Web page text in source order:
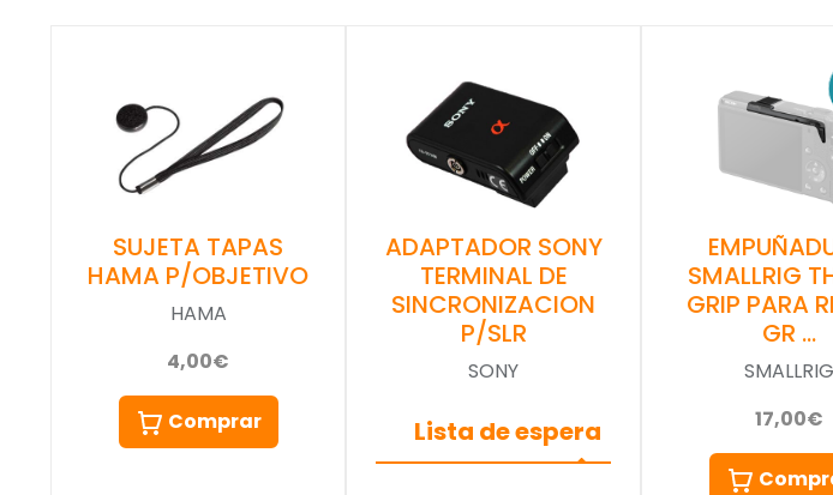
SUJETA TAPAS
HAMA P/OBJETIVO
HAMA
4,00€
Comprar
ADAPTADOR SONY
TERMINAL DE
SINCRONIZACION
P/SLR
SONY
Lista de espera
SMALLRIG
GRIP PARA
GR …
SMALLRIG
17,00€